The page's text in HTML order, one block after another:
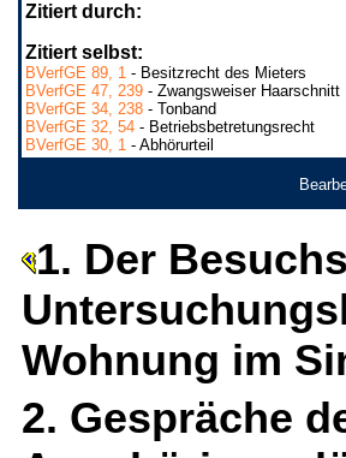
Zitiert durch:
Zitiert selbst:
BVerfGE 89, 1 - Besitzrecht des Mieters
BVerfGE 47, 239 - Zwangsweiser Haarschnitt
BVerfGE 34, 238 - Tonband
BVerfGE 32, 54 - Betriebsbetretungsrecht
BVerfGE 30, 1 - Abhörurteil
1. Der
Wohnung im
2. Gespräche